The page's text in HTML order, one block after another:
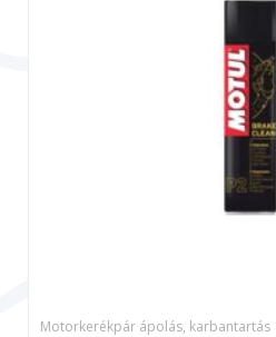
Motorkerékpár ápolás, karbantartás